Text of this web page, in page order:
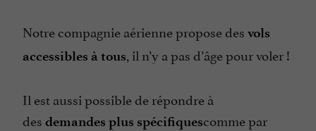
Notre compagnie aérienne propose des vols
accessibles à tous, il n’y a pas d’âge pour voler !
Il est aussi possible de répondre à
des demandes plus spécifiquescomme par